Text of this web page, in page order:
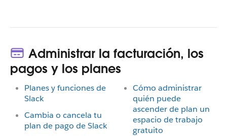
Administrar la facturación, los
pagos y los planes
Planes y funciones de
Slack
Cambia o cancela tu
plan de pago de Slack
Cómo administrar
quién puede
ascender de plan un
espacio de trabajo
gratuito